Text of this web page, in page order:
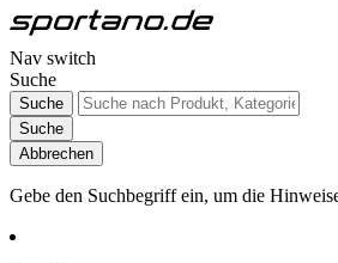
Nav switch
Suche
Suche
Suche
Abbrechen
Gebe den Suchbegriff ein, um die